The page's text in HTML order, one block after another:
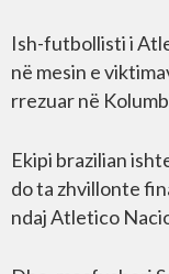
Ish-futbollisti i
në mesin e
rrezuar në
Ekipi brazilian
do ta zhvillonte
ndaj Atletico